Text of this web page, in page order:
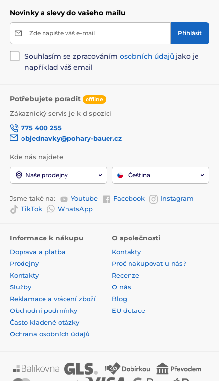
Novinky a slevy do vašeho mailu
Zde napište váš e-mail Přihlásit
Souhlasím se zpracováním osobních údajů jako je
například váš email
Potřebujete poradit offline
Zákaznický servis je k dispozici
775 400 255
objednavky@pohary-bauer.cz
Kde nás najdete
Naše prodejny Čeština
Jsme také na: Youtube Facebook
Instagram
TikTok
WhatsApp
Informace k nákupu
Doprava a platba
Prodejny
Kontakty
Služby
Reklamace a vrácení zboží
Obchodní podmínky
Často kladené otázky
Ochrana osobních údajů
O společnosti
Kontakty
Proč nakupovat u nás?
Recenze
O nás
Blog
EU dotace